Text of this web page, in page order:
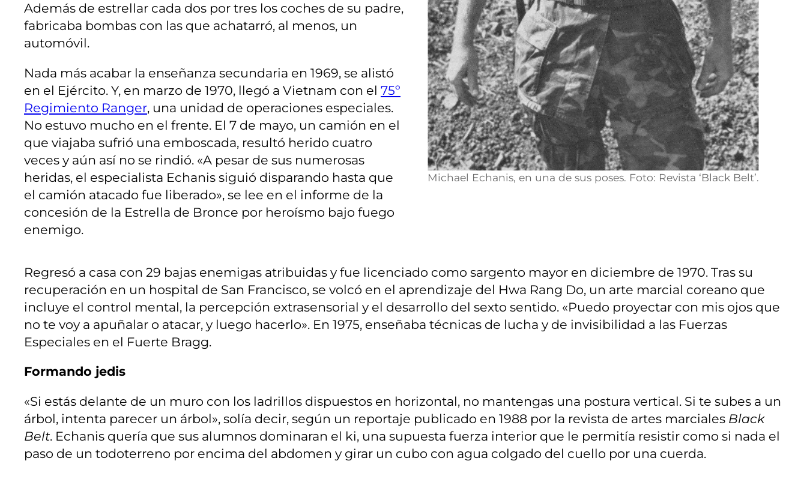
Además de estrellar cada dos por tres los coches de su padre,
fabricaba bombas con las que achatarró, al menos, un
automóvil.
Nada más acabar la enseñanza secundaria en 1969, se alistó
en el Ejército. Y, en marzo de 1970, llegó a Vietnam con el 75º
Regimiento Ranger, una unidad de operaciones especiales.
No estuvo mucho en el frente. El 7 de mayo, un camión en el
que viajaba sufrió una emboscada, resultó herido cuatro
veces y aún así no se rindió. «A pesar de sus numerosas
heridas, el especialista Echanis siguió disparando hasta que
el camión atacado fue liberado», se lee en el informe de la
concesión de la Estrella de Bronce por heroísmo bajo fuego
enemigo.
Michael Echanis, en una de sus poses. Foto: Revista ‘Black Belt’.
Regresó a casa con 29 bajas enemigas atribuidas y fue licenciado como sargento mayor en diciembre de 1970. Tras su
recuperación en un hospital de San Francisco, se volcó en el aprendizaje del Hwa Rang Do, un arte marcial coreano que
incluye el control mental, la percepción extrasensorial y el desarrollo del sexto sentido. «Puedo proyectar con mis ojos que
no te voy a apuñalar o atacar, y luego hacerlo». En 1975, enseñaba técnicas de lucha y de invisibilidad a las Fuerzas
Especiales en el Fuerte Bragg.
Formando jedis
«Si estás delante de un muro con los ladrillos dispuestos en horizontal, no mantengas una postura vertical. Si te subes a un
árbol, intenta parecer un árbol», solía decir, según un reportaje publicado en 1988 por la revista de artes marciales Black
Belt. Echanis quería que sus alumnos dominaran el ki, una supuesta fuerza interior que le permitía resistir como si nada el
paso de un todoterreno por encima del abdomen y girar un cubo con agua colgado del cuello por una cuerda.